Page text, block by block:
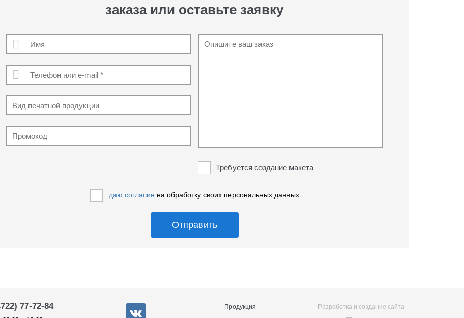
заказа или оставьте заявку
Требуется создание макета
даю согласиена обработку своих персональных данных
Отправить
77-72-84 Продукция Разработка и создание сайта